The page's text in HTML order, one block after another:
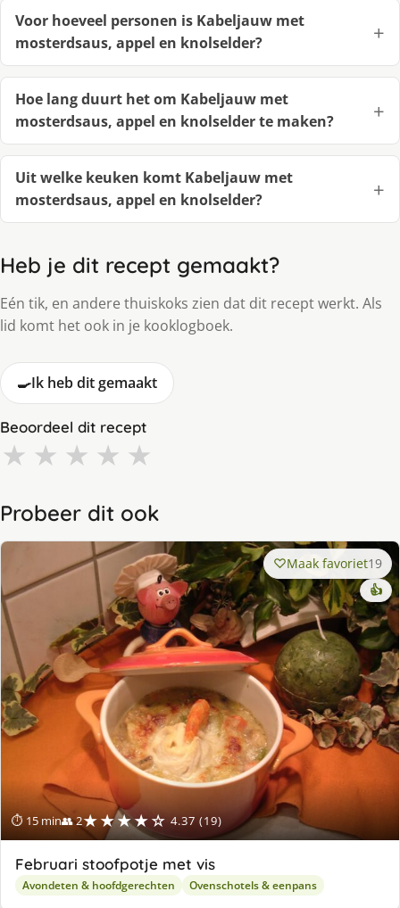
Voor hoeveel personen is Kabeljauw met
mosterdsaus, appel en knolselder?
Hoe lang duurt het om Kabeljauw met
mosterdsaus, appel en knolselder te maken?
Uit welke keuken komt Kabeljauw met
mosterdsaus, appel en knolselder?
Heb je dit recept gemaakt?
Eén tik, en andere thuiskoks zien dat dit recept werkt. Als
lid komt het ook in je kooklogboek.
🍳Ik heb dit gemaakt
Beoordeel dit recept
★ ★ ★ ★ ★
Probeer dit ook
⏱ 15 min👥 2★★★★☆ 4.37 (19)
Maak favoriet19
👍
Februari stoofpotje met vis
Avondeten & hoofdgerechten Ovenschotels & eenpans